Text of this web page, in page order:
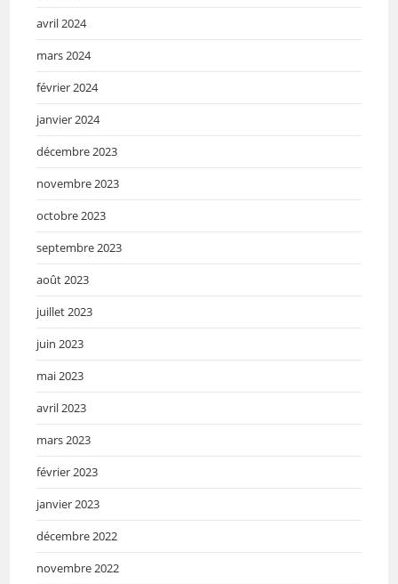
avril 2024
mars 2024
février 2024
janvier 2024
décembre 2023
novembre 2023
octobre 2023
septembre 2023
août 2023
juillet 2023
juin 2023
mai 2023
avril 2023
mars 2023
février 2023
janvier 2023
décembre 2022
novembre 2022